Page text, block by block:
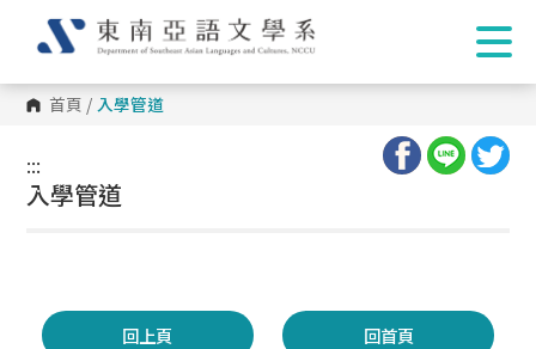
首頁 / 入學管道
:::
:::
入學管道
回上頁 回首頁